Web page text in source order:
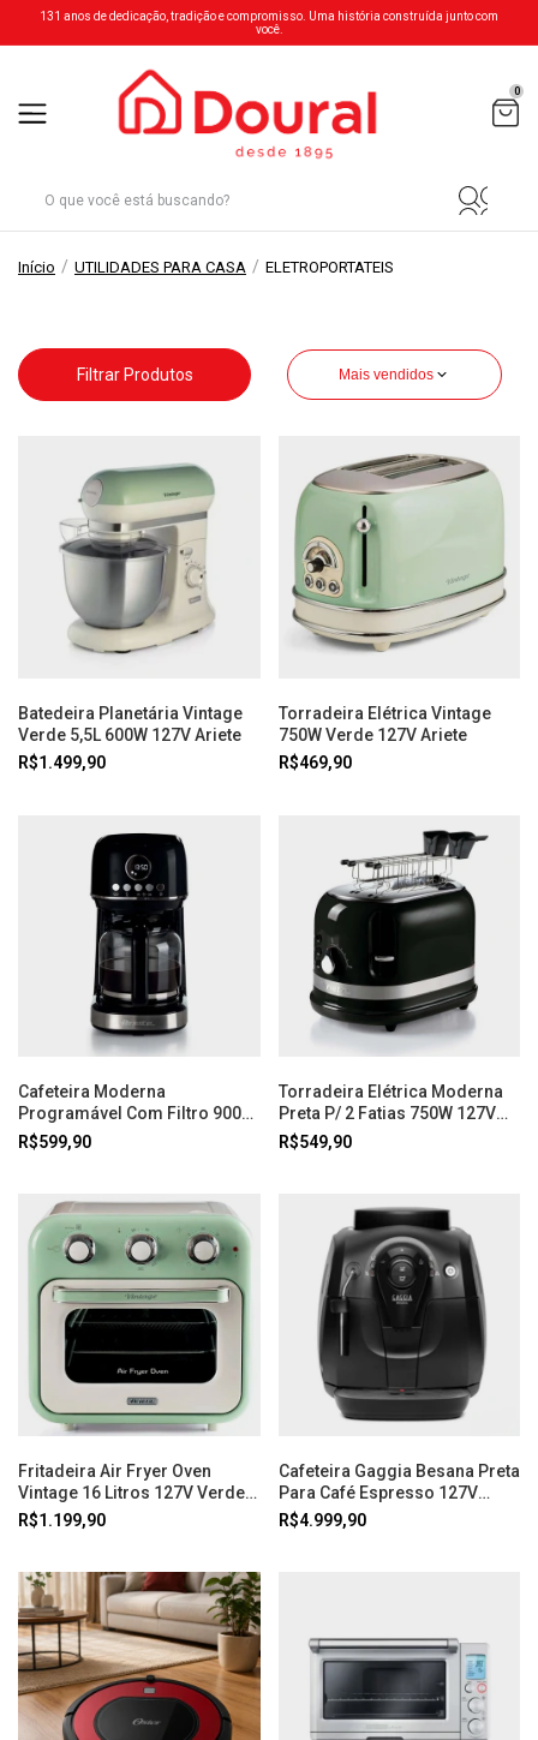
131 anos de dedicação, tradição e compromisso. Uma história construída junto com
você.
0
Início / UTILIDADES PARA CASA / ELETROPORTATEIS
Filtrar Produtos Mais vendidos
Batedeira Planetária Vintage
Verde 5,5L 600W 127V Ariete
R$1.499,90
Torradeira Elétrica Vintage
750W Verde 127V Ariete
R$469,90
Cafeteira Moderna
Programável Com Filtro 900W
110V Preta Ariete
R$599,90
Torradeira Elétrica Moderna
Preta P/ 2 Fatias 750W 127V
Ariete
R$549,90
Fritadeira Air Fryer Oven
Vintage 16 Litros 127V Verde
Ariete
R$1.199,90
Cafeteira Gaggia Besana Preta
Para Café Espresso 127V
Imeltron
R$4.999,90